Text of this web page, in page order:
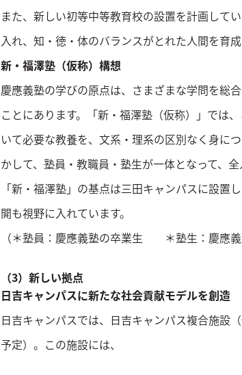
また、新しい初等中等教育校の設置を計画して
入れ、知・徳・体のバランスがとれた人間を育成
新・福澤塾（仮称）構想
慶應義塾の学びの原点は、さまざまな学問を総
ことにあります。「新・福澤塾（仮称）」では
いて必要な教養を、文系・理系の区別なく身に
かして、塾員・教職員・塾生が一体となって、
「新・福澤塾」の基点は三田キャンパスに設
開も視野に入れています。
（＊塾員：慶應義塾の卒業生 ＊塾生：慶應義
（3）新しい拠点
日吉キャンパスに新たな社会貢献モデルを創造
日吉キャンパスでは、日吉キャンパス複合施設
予定）。この施設には、